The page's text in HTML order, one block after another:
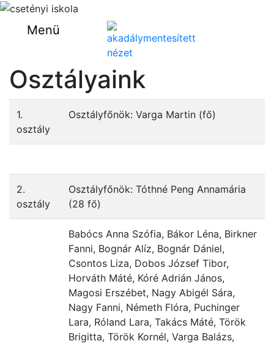
Menü
Osztályaink
1.
osztály
Osztályfőnök: Varga Martin (fő)
2.
osztály
Osztályfőnök: Tóthné Peng Annamária
(28 fő)
Babócs Anna Szófia, Bákor Léna, Birkner
Fanni, Bognár Alíz, Bognár Dániel,
Csontos Liza, Dobos József Tibor,
Horváth Máté, Kóré Adrián János,
Magosi Erszébet, Nagy Abigél Sára,
Nagy Fanni, Németh Flóra, Puchinger
Lara, Róland Lara, Takács Máté, Török
Brigitta, Török Kornél, Varga Balázs,